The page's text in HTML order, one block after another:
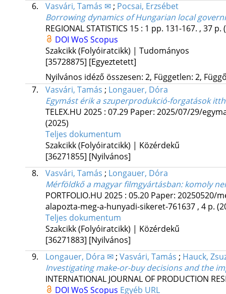
6.
Vasvári, Tamás ✉; Pocsai, Erzsébet
Borrowing dynamics of Hungarian local
REGIONAL STATISTICS 15: 1 pp. 131-167. , 37 p.
DOI WoS Scopus
Szakcikk (Folyóiratcikk) | Tudományos
[35728875] [Egyeztetett]
Nyilvános idéző összesen: 2, Független: 2,
7.
Vasvári, Tamás ; Longauer, Dóra
Egymást érik a szuperprodukció-forgatások
TELEX.HU 2025: 07.29 Paper: 2025/07/29/
(2025)
Teljes dokumentum
Szakcikk (Folyóiratcikk) | Közérdekű
[36271855] [Nyilvános]
8.
Vasvári, Tamás ; Longauer, Dóra
Mérföldkő a magyar filmgyártásban: komoly
PORTFOLIO.HU 2025: 05.20 Paper: 20250520/
alapozta-meg-a-hunyadi-sikeret-761637 , 4 p.
Teljes dokumentum
Szakcikk (Folyóiratcikk) | Közérdekű
[36271883] [Nyilvános]
9.
Longauer, Dóra ✉; Vasvári, Tamás ; Hauck,
Investigating make-or-buy decisions and the
INTERNATIONAL JOURNAL OF PRODUCTION
DOI WoS Scopus Egyéb URL